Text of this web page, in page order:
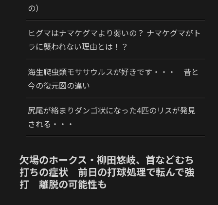
の）
ヒグマはナマケグマより弱いの？ ナマケグマがト
ラに襲われない理由とは！？
海生爬虫類モササウルスが好きです・・・ 昔と
今の復元図の違い
尻尾が絡まりダンゴ状になった4匹のリスが発見
される・・・
欠場のホークス・柳田悠岐、首などむち
打ちの症状 前日の打球処理で転んで強
打 離脱の可能性も